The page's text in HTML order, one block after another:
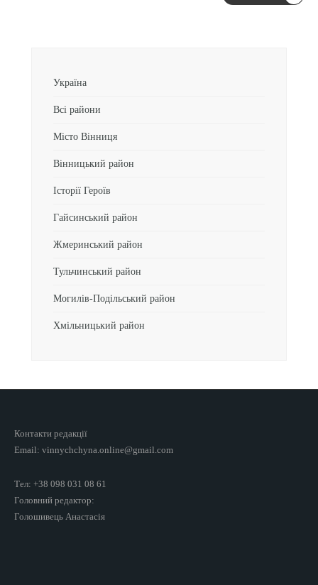
Україна
Всі райони
Місто Вінниця
Вінницький район
Історії Героїв
Гайсинський район
Жмеринський район
Тульчинський район
Могилів-Подільський район
Хмільницький район
Контакти редакції
Email: vinnychchyna.online@gmail.com
Тел: +38 098 031 08 61
Головний редактор:
Голошивець Анастасія